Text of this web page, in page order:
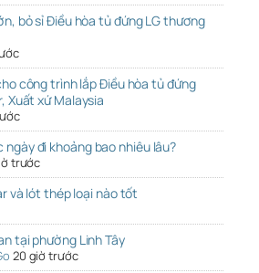
bỏ sỉ Điều hòa tủ đứng LG thương
công trình lắp Điều hòa tủ đứng
Xuất xứ Malaysia
đi khoảng bao nhiêu lâu?
trước
và lót thép loại nào tốt
tại phường Linh Tây
20 giờ trước